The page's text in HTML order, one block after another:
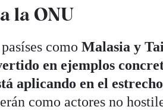
la ONU
pasíses comoMalasia y
en ejemplos
aplicando en el
como actores no